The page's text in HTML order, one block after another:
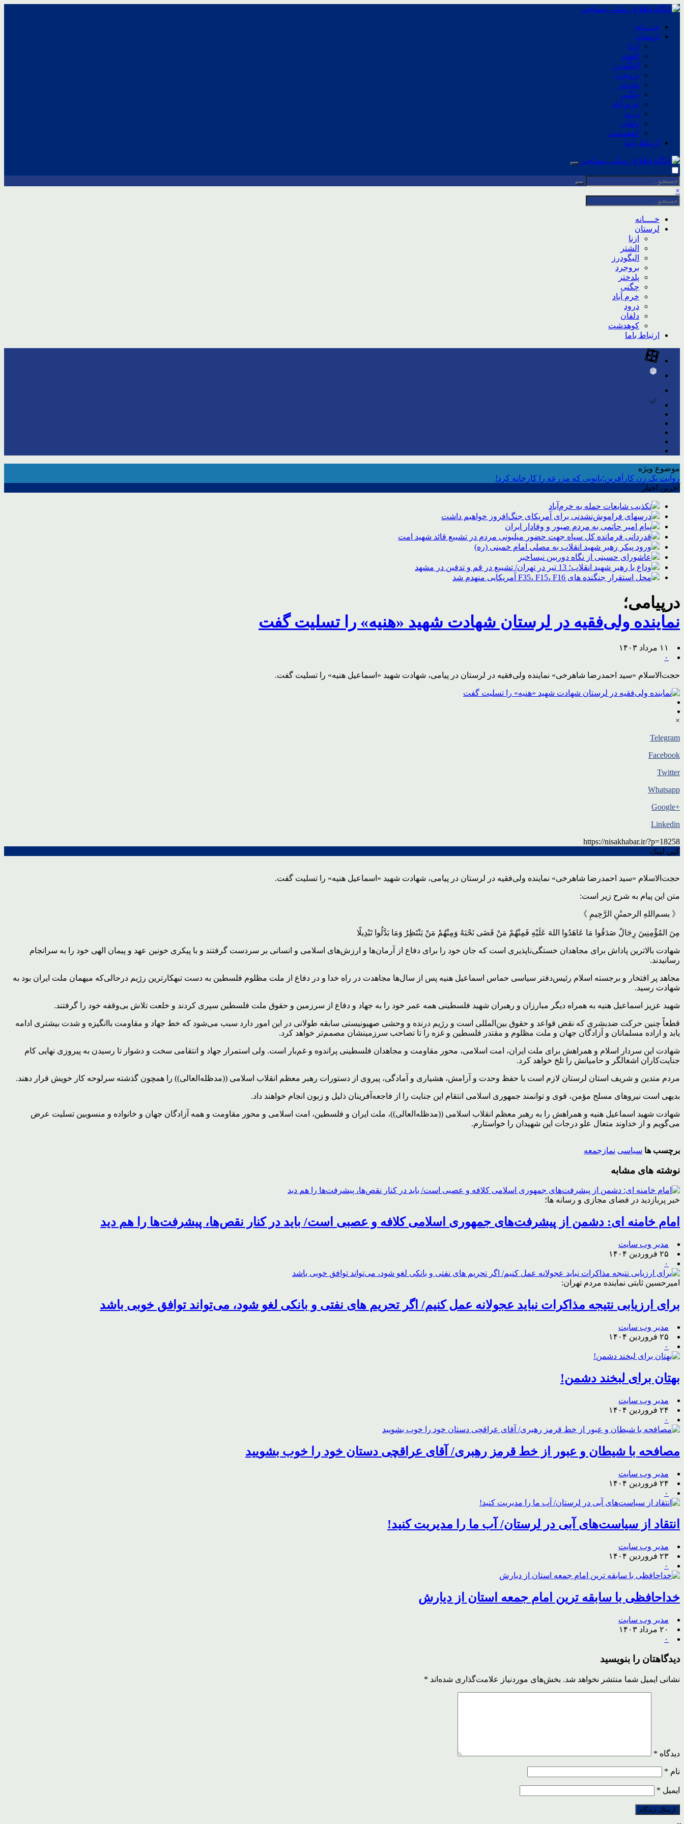
خــــانه
لرستان
ازنا
الشتر
الیگودرز
بروجرد
پلدختر
چگنی
خرم آباد
درود
دلفان
کوهدشت
ارتباط باما
×
خــــانه
لرستان
ازنا
الشتر
الیگودرز
بروجرد
پلدختر
چگنی
خرم آباد
درود
دلفان
کوهدشت
ارتباط باما
موضوع ویژه
روایت یک زن کارآفرین؛بانویی که مزرعه را کارخانه کرد!
آخرین اخبار
تکذیب شایعات حمله به خرم‌آباد
درسهای فراموش‌نشدنی برای آمریکای جنگ‌افروز خواهیم داشت
پیام امیر حاتمی به مردم صبور و وفادار ایران
قدردانی فرمانده کل سپاه جهت حضور میلیونی مردم در تشییع قائد شهید امت
ورود پیکر رهبر شهید انقلاب به مصلی امام خمینی (ره)
عاشورای حسینی از نگاه دوربین نیساخبر
وداع با رهبر شهید انقلاب؛ 13 تیر در تهران/ تشییع در قم و تدفین در مشهد
محل استقرار جنگنده های F35، F15، F16 آمریکایی منهدم شد
درپیامی؛
نماینده ولی‌فقیه در لرستان شهادت شهید «هنیه» را تسلیت گفت
۱۱ مرداد ۱۴۰۳
۰
حجت‌الاسلام «سید احمدرضا شاهرخی» نماینده ولی‌فقیه در لرستان در پیامی، شهادت شهید «اسماعیل هنیه» را تسلیت گفت.
×
Telegram
Facebook
Twitter
Whatsapp
+Google
Linkedin
https://nisakhabar.ir/?p=18258
کپی لینک
حجت‌الاسلام «سید احمدرضا شاهرخی» نماینده ولی‌فقیه در لرستان در پیامی، شهادت شهید «اسماعیل هنیه» را تسلیت گفت.
متن این پیام به شرح زیر است:
《 بسم‌اللهِ الرحمنَٰنِ الرَّحِیمِ 》
مِنَ المُؤْمِنِینَ رِجَالٌ صَدَقُوا مَا عَاهَدُوا اللهَ عَلَیْهِ فَمِنْهُمْ مَنْ قَضَی نَحْبَهُ وَمِنْهُمْ مَنْ یَنْتَظِرُ وَمَا بَدَّلُوا تَبْدِیلًا
شهادت بالاترین پاداش برای مجاهدان خستگی‌ناپذیری است که جان خود را برای دفاع از آرمان‌ها و ارزش‌های اسلامی و انسانی بر سردست گرفتند و با پیکری خونین عهد و پیمان الهی خود را به سرانجام
رسانیدند.
مجاهد پر افتخار و برجسته اسلام رئیس‌دفتر سیاسی حماس اسماعیل هنیه پس از سال‌ها مجاهدت در راه خدا و در دفاع از ملت مظلوم فلسطین به دست تبهکارترین رژیم درحالی‌که میهمان ملت ایران بود به
شهادت رسید.
شهید عزیز اسماعیل هنیه به همراه دیگر مبارزان و رهبران شهید فلسطینی همه عمر خود را به جهاد و دفاع از سرزمین و حقوق ملت فلسطین سپری کردند و خلعت تلاش بی‌وقفه خود را گرفتند.
قطعاً چنین حرکت ضدبشری که نقض قواعد و حقوق بین‌المللی است و رژیم درنده و وحشی صهیونیستی سابقه طولانی در این امور دارد سبب می‌شود که خط جهاد و مقاومت باانگیزه و شدت بیشتری ادامه
یابد و اراده مسلمانان و آزادگان جهان و ملت مظلوم و مقتدر فلسطین و غزه را تا تصاحب سرزمینشان مصمم‌تر خواهد کرد.
شهادت این سردار اسلام و همراهش برای ملت ایران، امت اسلامی، محور مقاومت و مجاهدان فلسطینی پراندوه و غم‌بار است. ولی استمرار جهاد و انتقامی سخت و دشوار تا رسیدن به پیروزی نهایی کام
جنایت‌کاران اشغالگر و حامیانش را تلخ خواهد کرد.
مردم متدین و شریف استان لرستان لازم است با حفظ وحدت و آرامش، هشیاری و آمادگی، پیروی از دستورات رهبر معظم انقلاب اسلامی ((مدظله‌العالی)) را همچون گذشته سرلوحه کار خویش قرار دهند.
بدیهی است نیروهای مسلح مؤمن، قوی و توانمند جمهوری اسلامی انتقام این جنایت را از فاجعه‌آفرینان ذلیل و زبون انجام خواهند داد.
شهادت شهید اسماعیل هنیه و همراهش را به رهبر معظم انقلاب اسلامی ((مدظله‌العالی))، ملت ایران و فلسطین، امت اسلامی و محور مقاومت و همه آزادگان جهان و خانواده و منسوبین تسلیت عرض
می‌گویم و از خداوند متعال علو درجات این شهیدان را خواستارم.
برچسب ها سیاسی نمازجمعه
نوشته های مشابه
خبر پربازدید در فضای مجازی و رسانه ها؛
امام خامنه ای: دشمن از پیشرفت‌های جمهوری اسلامی کلافه و عصبی است/ باید در کنار نقص‌ها، پیشرفت‌ها را هم دید
مدیر وب سایت
۲۵ فروردین ۱۴۰۴
۰
امیرحسین ثابتی نماینده مردم تهران:
برای ارزیابی نتیجه مذاکرات نباید عجولانه عمل کنیم/ اگر تحریم های نفتی و بانکی لغو شود، می‌تواند توافق خوبی باشد
مدیر وب سایت
۲۵ فروردین ۱۴۰۴
۰
بهتان برای لبخند دشمن!
مدیر وب سایت
۲۴ فروردین ۱۴۰۴
۰
مصافحه با شیطان و عبور از خط قرمز رهبری/ آقای عراقچی دستان خود را خوب بشویید
مدیر وب سایت
۲۴ فروردین ۱۴۰۴
۰
انتقاد از سیاست‌های آبی در لرستان/ آب ما را مدیریت کنید!
مدیر وب سایت
۲۳ فروردین ۱۴۰۴
۰
خداحافظی با سابقه ترین امام جمعه استان از دیارش
مدیر وب سایت
۲۰ مرداد ۱۴۰۳
۰
دیدگاهتان را بنویسید
نشانی ایمیل شما منتشر نخواهد شد. بخش‌های موردنیاز علامت‌گذاری شده‌اند *
دیدگاه *
نام *
ایمیل *